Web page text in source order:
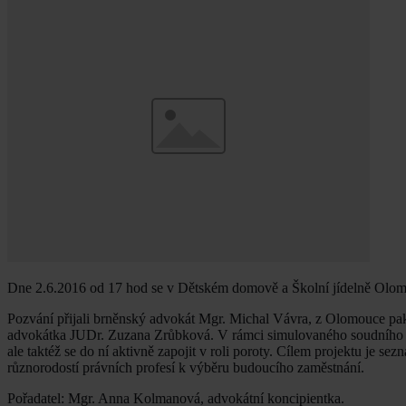
Dne 2.6.2016 od 17 hod se v Dětském domově a Školní jídelně
Pozvání přijali brněnský advokát Mgr. Michal Vávra, z Olomouce
advokátka JUDr. Zuzana Zrůbková. V rámci simulovaného
ale taktéž se do ní aktivně zapojit v roli poroty. Cílem projektu je
různorodostí právních profesí k výběru budoucího zaměstnání.
Pořadatel: Mgr. Anna Kolmanová, advokátní koncipientka.